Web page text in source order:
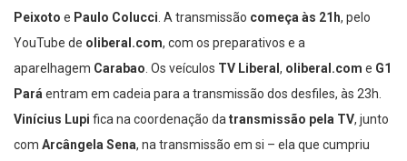
Peixoto e Paulo Colucci . A transmissão começa às 21h, pelo
YouTube de oliberal.com, com os preparativos e a
aparelhagem Carabao . Os veículos TV Liberal, oliberal.com e G1
Pará entram em cadeia para a transmissão dos desfiles, às 23h.
Vinícius Lupi fica na coordenação da transmissão pela TV, junto
com Arcângela Sena, na transmissão em si – ela que cumpriu